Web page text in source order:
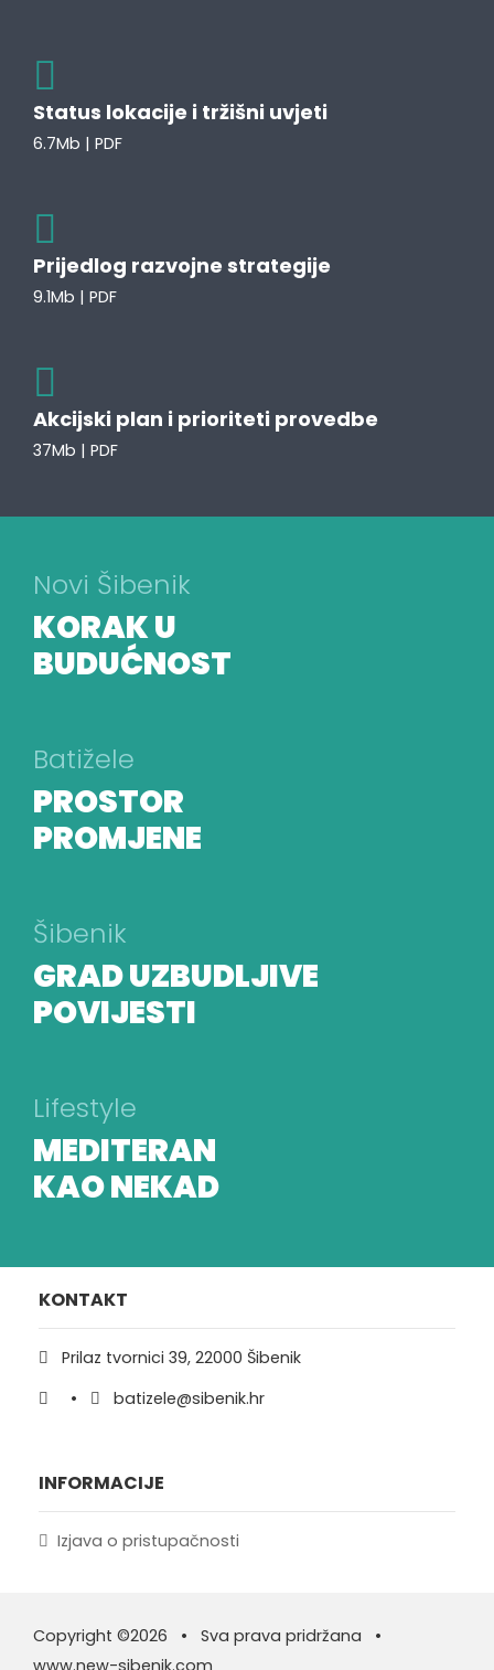
Status lokacije i tržišni uvjeti
6.7Mb | PDF
Prijedlog razvojne strategije
9.1Mb | PDF
Akcijski plan i prioriteti provedbe
37Mb | PDF
Novi Šibenik
KORAK U
BUDUĆNOST
Batižele
PROSTOR
PROMJENE
Šibenik
GRAD UZBUDLJIVE
POVIJESTI
Lifestyle
MEDITERAN
KAO NEKAD
KONTAKT
Prilaz tvornici 39, 22000 Šibenik
•
batizele@sibenik.hr
INFORMACIJE
Izjava o pristupačnosti
Copyright ©2026 • Sva prava pridržana •
www.new-sibenik.com